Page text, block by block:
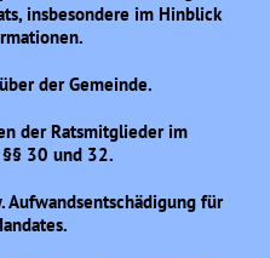
insbesondere im Hinblick
der Gemeinde.
der Ratsmitglieder im
30 und 32.
Aufwandsentschädigung für